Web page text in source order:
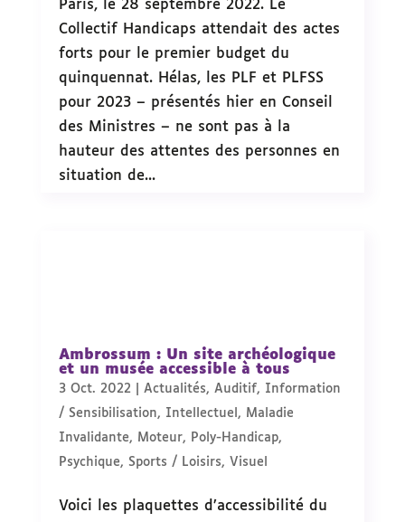
Paris, le 28 septembre 2022. Le
Collectif Handicaps attendait des actes
forts pour le premier budget du
quinquennat. Hélas, les PLF et PLFSS
pour 2023 – présentés hier en Conseil
des Ministres – ne sont pas à la
hauteur des attentes des personnes en
situation de...
Ambrossum : Un site archéologique
et un musée accessible à tous
3 Oct. 2022| Actualités, Auditif, Information
/ Sensibilisation, Intellectuel , Maladie
Invalidante, Moteur, Poly-Handicap,
Psychique, Sports / Loisirs, Visuel
Voici les plaquettes d’accessibilité du